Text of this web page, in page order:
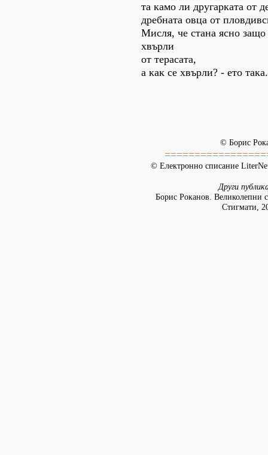
та камо ли другарката от
дребната овца от
Мисля, че стана ясно защо
хвърли
от терасата,
а как се хвърли? - ето така.
© Борис
© Електронно списание
Други
Борис Роканов. Великолепни
Стигмати,